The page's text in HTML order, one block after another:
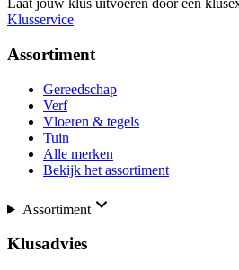
Laat jouw klus uitvoeren door een
Klusservice
Assortiment
Gereedschap
Verf
Vloeren & tegels
Tuin
Alle merken
Bekijk het assortiment
Assortiment
Klusadvies